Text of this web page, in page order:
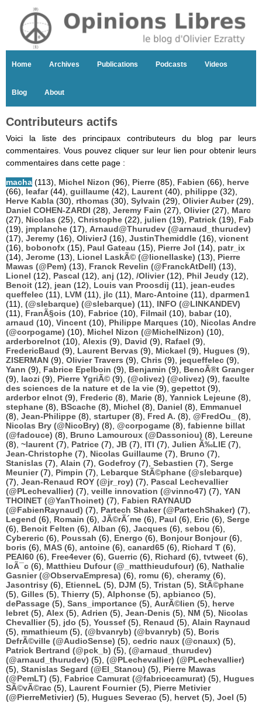
Home Archives Publications Podcasts Videos
Blog About
Contributeurs actifs
Voici la liste des principaux contributeurs du blog par leurs
commentaires. Vous pouvez cliquer sur leur lien pour obtenir leurs
commentaires dans cette page :
macha (113), Michel Nizon (96), Pierre (85), Fabien (66), herve
(66), leafar(44), guillaume (42), Laurent (40), philippe (32),
Herve Kabla (30), rthomas (30), Sylvain (29), Olivier Auber(29),
Daniel COHEN-ZARDI (28), Jeremy Fain (27), Olivier(27), Marc
(27), Nicolas (25), Christophe (22), julien (19), Patrick (19), Fab
(19), jmplanche (17), Arnaud@Thurudev (@arnaud_thurudev)
(17), Jeremy (16), OlivierJ (16), JustinThemiddle (16), vicnent
(16), bobonofx (15), Paul Gateau (15), Pierre Jol (14), patr_ix
(14), Jerome (13), Lionel LaskÃ© (@lionellaske) (13), Pierre
Mawas (@Pem) (13), Franck Revelin (@FranckAtDell) (13),
Lionel (12), Pascal (12), anj (12), /Olivier(12), Phil Jeudy (12),
Benoit (12), jean (12), Louis van Proosdij (11), jean-eudes
queffelec (11), LVM (11), jlc (11), Marc-Antoine (11), dparmen1
(11), (@slebarque) (@slebarque) (11), INFO (@LINKANDEV)
(11), FranÃ§ois (10), Fabrice (10), Filmail (10), babar(10),
arnaud (10), Vincent (10), Philippe Marques (10), Nicolas Andre
(@corpogame) (10), Michel Nizon (@MichelNizon) (10),
arderborelnot (10), Alexis (9), David (9), Rafael (9),
FredericBaud (9), Laurent Bervas (9), Mickael (9), Hugues (9),
ZISERMAN (9), Olivier Travers (9), Chris (9), jequeffelec (9),
Yann (9), Fabrice Epelboin (9), Benjamin (9), BenoÃ®t Granger
(9), laozi (9), Pierre YgriÃ© (9), (@olivez) (@olivez) (9), faculte
des sciences de la nature et de la vie (9), gepettot (9),
arderbor elnot (9), Frederic (8), Marie (8), Yannick Lejeune (8),
stephane (8), BScache (8), Michel (8), Daniel (8), Emmanuel
(8), Jean-Philippe (8), startuper(8), Fred A. (8), @FredOu_
(8),
Nicolas Bry (@NicoBry) (8), @corpogame (8), fabienne billat
(@fadouce) (8), Bruno Lamouroux (@Dassoniou) (8), Lereune
(8), ~laurent (7), Patrice (7), JB (7), ITI (7), Julien Ã‰LIE (7),
Jean-Christophe (7), Nicolas Guillaume (7), Bruno (7),
Stanislas (7), Alain (7), Godefroy (7), Sebastien (7), Serge
Meunier(7), Pimpin (7), Lebarque StÃ©phane (@slebarque)
(7), Jean-Renaud ROY (@jr_roy) (7), Pascal Lechevallier
(@PLechevallier) (7), veille innovation (@vinno47) (7), YAN
THOINET (@YanThoinet) (7), Fabien RAYNAUD
(@FabienRaynaud) (7), Partech Shaker (@PartechShaker) (7),
Legend (6), Romain (6), JÃ©rÃ´me (6), Paul (6), Eric (6), Serge
(6), Benoit Felten (6), Alban (6), Jacques (6), sebou (6),
Cybereric (6), Poussah (6), Energo (6), Bonjour Bonjour(6),
boris (6), MAS (6), antoine (6), canard65 (6), Richard T (6),
PEAI60 (6), Free4ever(6), Guerric (6), Richard (6), tvtweet (6),
loÃ¯c (6), Matthieu Dufour (@_matthieudufour) (6), Nathalie
Gasnier (@ObservaEmpresa) (6), romu (6), cheramy (6),
Jasontrisy (6), EtienneL (5), DJM (5), Tristan (5), StÃ©phane
(5), Gilles (5), Thierry (5), Alphonse (5), apbianco (5),
dePassage (5), Sans_importance (5), AurÃ©lien (5), herve
lebret (5), Alex (5), Adrien (5), Jean-Denis (5), NM (5), Nicolas
Chevallier(5), jdo (5), Youssef (5), Renaud (5), Alain Raynaud
(5), mmathieum (5), (@bvanryb) (@bvanryb) (5), Boris
DefrÃ©ville (@AudioSense) (5), cedric naux (@cnaux) (5),
Patrick Bertrand (@pck_b) (5), (@arnaud_thurudev)
(@arnaud_thurudev) (5), (@PLechevallier) (@PLechevallier)
(5), Stanislas Segard (@El_Stanou) (5), Pierre Mawas
(@PemLT) (5), Fabrice Camurat (@fabricecamurat) (5), Hugues
SÃ©vÃ©rac (5), Laurent Fournier(5), Pierre Metivier
(@PierreMetivier) (5), Hugues Severac (5), hervet (5), Joel (5)